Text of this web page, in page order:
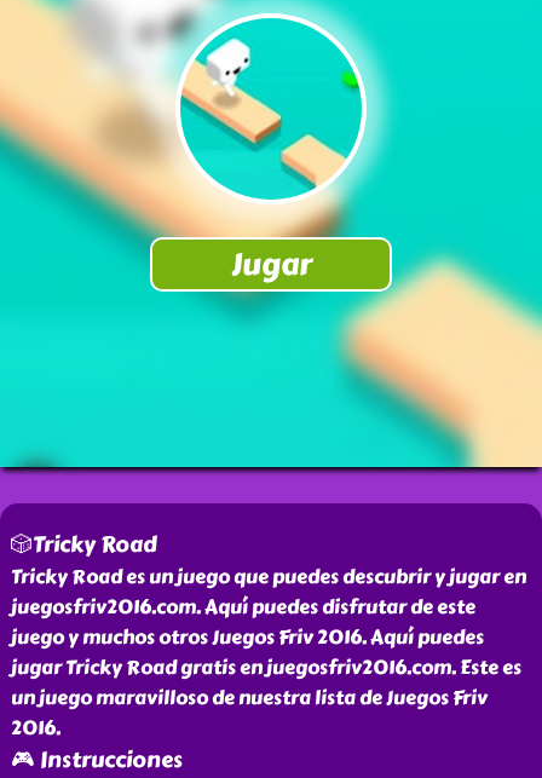
🎲Tricky Road
Tricky Road es un juego que puedes descubrir y jugar en
juegosfriv2016.com. Aquí puedes disfrutar de este
juego y muchos otros Juegos Friv 2016. Aquí puedes
jugar Tricky Road gratis en juegosfriv2016.com. Este es
un juego maravilloso de nuestra lista de Juegos Friv
2016.
🎮 Instrucciones